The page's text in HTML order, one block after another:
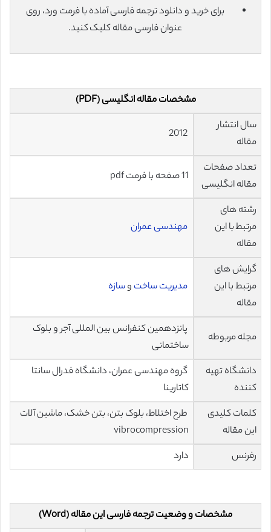
برای خرید و دانلود ترجمه فارسی آماده با فرمت ورد، روی
عنوان فارسی مقاله کلیک کنید.
مشخصات مقاله انگلیسی (PDF)
سال انتشار
مقاله
تعداد صفحات
مقاله انگلیسی
11 صفحه با فرمت pdf
رشته های
مرتبط با این
مقاله
مهندسی عمران
گرایش های
مرتبط با این
مقاله
مدیریت ساخت وسازه
مجله مربوطه
پانزدهمین کنفرانس بین المللی آجر و بلوک
ساختمانی
دانشگاه تهیه
کننده
گروه مهندسی عمران، دانشگاه فدرال سانتا
کاتارینا
کلمات کلیدی
این مقاله
طرح اختلاط، بلوک بتن، بتن خشک، ماشین آلات
vibrocompression
رفرنس
دارد
مشخصات و وضعیت ترجمه فارسی این مقاله (Word)